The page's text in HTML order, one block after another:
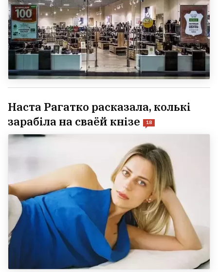
Наста Рагатко расказала, колькі
зарабіла на сваёй кнізе
18